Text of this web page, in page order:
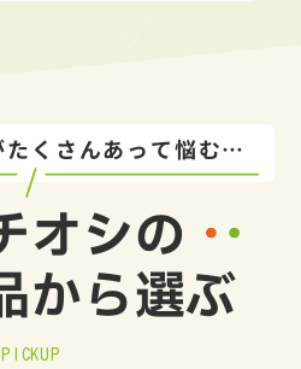
たくさんあって悩む…
オシの
から選ぶ
PICKUP